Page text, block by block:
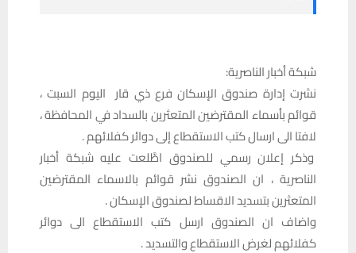
شبكة أخبار الناصرية:
نشرت إدارة صندوق الإسكان فرع ذي قار اليوم السبت ،
قوائم بأسماء المقترضين المتعثرين بالسداد في المحافظة ،
لافتا الى ارسال كتب الاستقطاع إلى دوائر كفلائهم .
وذكر إعلان رسمي للصندوق اطَّلعت عليه شبكة أخبار
الناصرية ، ان الصندوق نشر قوائم بالاسماء المقترضين
المتعثرين بتسديد الاقساط لصندوق الإسكان .
واضاف ان الصندوق ارسل كتب الاستقطاع الى دوائر
كفلائهم لغرض الاستقطاع والتسديد .